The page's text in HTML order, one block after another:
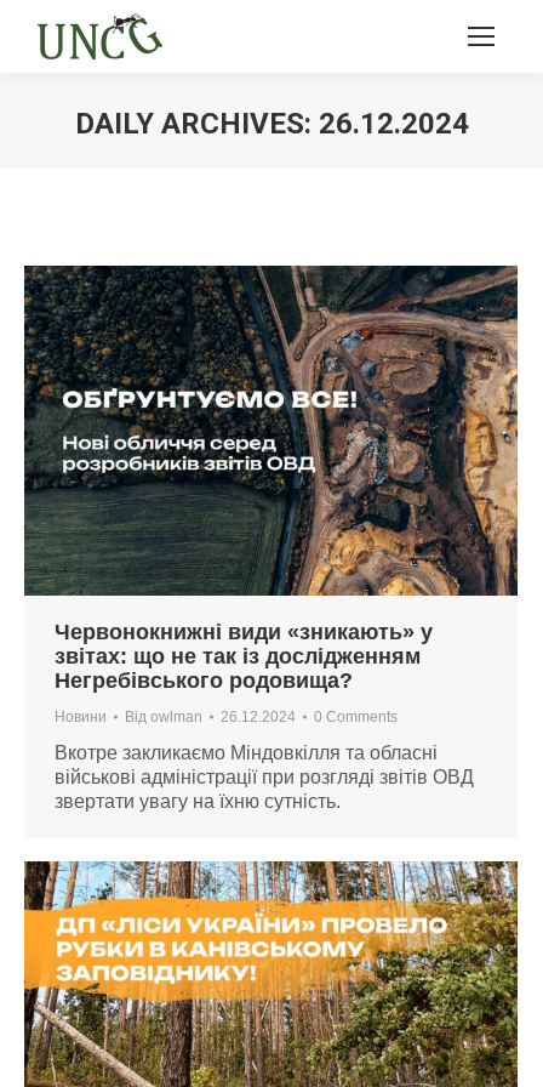
DAILY ARCHIVES: 26.12.2024
Червонокнижні види «зникають» у
звітах: що не так із дослідженням
Негребівського родовища?
Новини Від owlman 26.12.2024 0 Comments
Вкотре закликаємо Міндовкілля та обласні
військові адміністрації при розгляді звітів ОВД
звертати увагу на їхню сутність.